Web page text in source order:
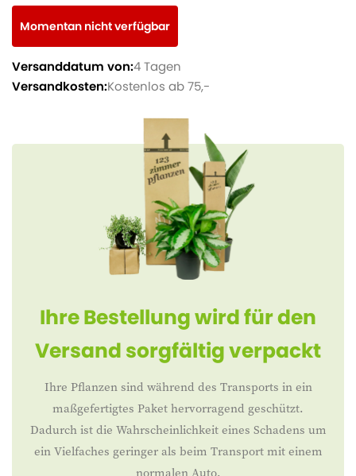
Momentan nicht verfügbar
Versanddatum von:4 Tagen
Versandkosten:Kostenlos ab 75,-
Ihre Bestellung wird für den
Versand sorgfältig verpackt
Ihre Pflanzen sind während des Transports in ein
maßgefertigtes Paket hervorragend geschützt.
Dadurch ist die Wahrscheinlichkeit eines Schadens um
ein Vielfaches geringer als beim Transport mit einem
normalen Auto.